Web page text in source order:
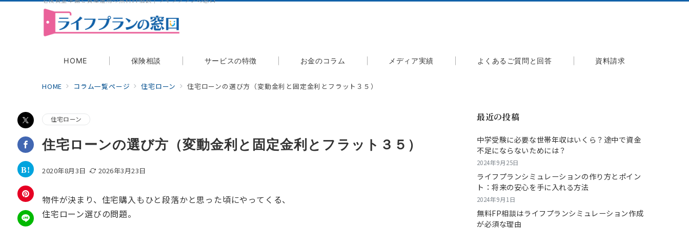
HOME 保険相談 サービスの特徴 お金のコラム メディア実績 よくあるご質問と回答 資料請求
HOME コラム一覧ページ 住宅ローン 住宅ローンの選び方（変動金利と固定金利とフラット３５）
住宅ローン
住宅ローンの選び方（変動金利と固定金利とフラット３５）
2020年8月3日 2026年3月23日
物件が決まり、住宅購入もひと段落かと思った頃にやってくる、
住宅ローン選びの問題。
最近の投稿
中学受験に必要な世帯年収はいくら？途中で資金
不足にならないためには？
2024年9月25日
ライフプランシミュレーションの作り方とポイン
ト：将来の安心を手に入れる方法
2024年9月1日
無料FP相談はライフプランシミュレーション作成
が必須な理由